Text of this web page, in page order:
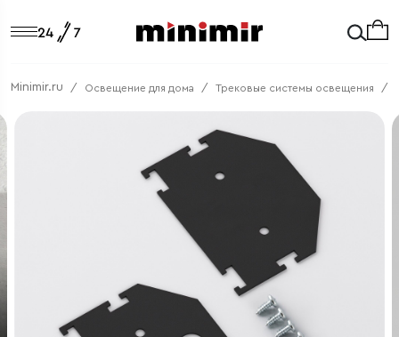
Minimir.ru Освещение для дома Трековые системы освещения